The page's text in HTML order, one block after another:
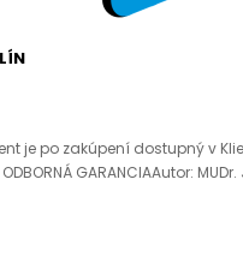
je po zakúpení dostupný v
ODBORNÁ GARANCIAAutor: